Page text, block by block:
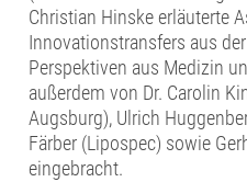
Christian Hinske erläuterte
Innovationstransfers aus
Perspektiven aus Medizin
außerdem von Dr. Carolin
Augsburg), Ulrich
Färber (Lipospec) sowie
eingebracht.